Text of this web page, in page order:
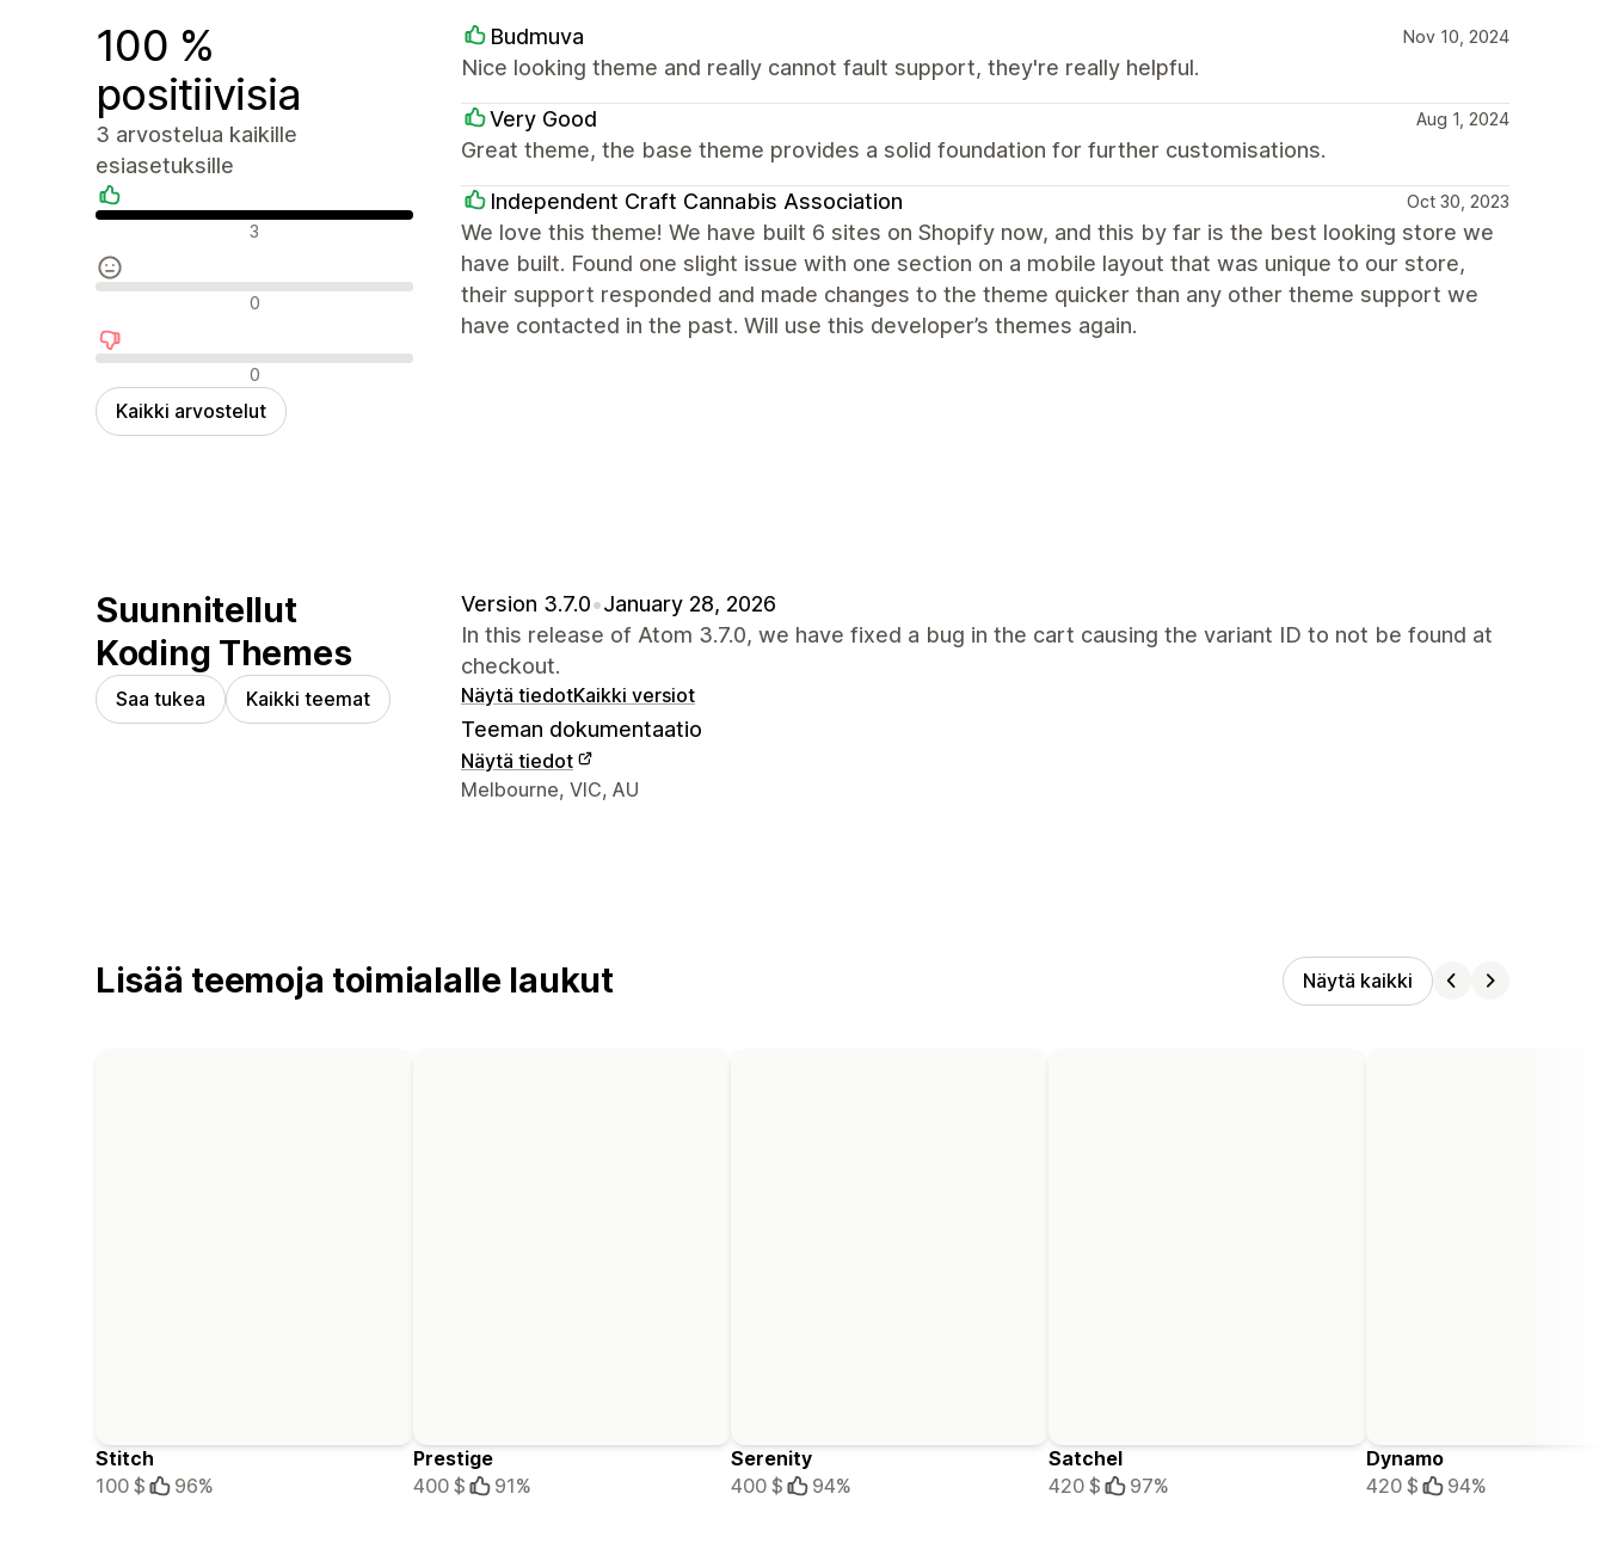
100 %
positiivisia
3 arvostelua kaikille
esiasetuksille
Positiiviset arvostelut
3
Neutraalit arvostelut
0
Negatiiviset arvostelut
0
Kaikki arvostelut
Budmuva Nov 10, 2024
Nice looking theme and really cannot fault support, they're really helpful.
Very Good Aug 1, 2024
Great theme, the base theme provides a solid foundation for further customisations.
Independent Craft Cannabis Association Oct 30, 2023
We love this theme! We have built 6 sites on Shopify now, and this by far is the best looking store we
have built. Found one slight issue with one section on a mobile layout that was unique to our store,
their support responded and made changes to the theme quicker than any other theme support we
have contacted in the past. Will use this developer’s themes again.
Suunnitellut
Koding Themes
Saa tukea Kaikki teemat
Version 3.7.0•January 28, 2026
In this release of Atom 3.7.0, we have fixed a bug in the cart causing the variant ID to not be found at
checkout.
Näytä tiedotKaikki versiot
Teeman dokumentaatio
Näytä tiedot
Suunnittelijan yhteystiedot
Melbourne, VIC, AU
Lisää teemoja toimialalle laukut Näytä kaikki
Stitch
100 $
96%
Prestige
400 $
91%
Serenity
400 $
94%
Satchel
420 $
97%
Dynamo
420 $
94%